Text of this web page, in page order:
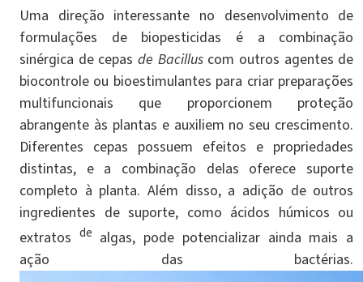
Uma direção interessante no desenvolvimento de
formulações de biopesticidas é a combinação
sinérgica de cepas de Bacilluscom outros agentes de
biocontrole ou bioestimulantes para criar preparações
multifuncionais que proporcionem proteção
abrangente às plantas e auxiliem no seu crescimento.
Diferentes cepas possuem efeitos e propriedades
distintas, e a combinação delas oferece suporte
completo à planta. Além disso, a adição de outros
ingredientes de suporte, como ácidos húmicos ou
extratos de algas, pode potencializar ainda mais a
ação das bactérias.